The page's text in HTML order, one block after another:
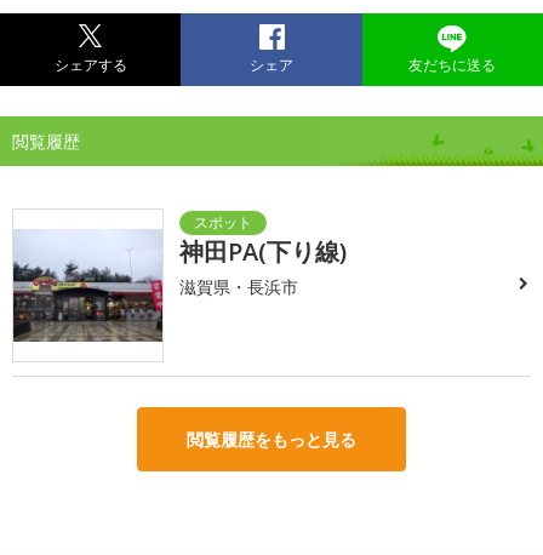
シェアする シェア 友だちに送る
閲覧履歴
神田PA(下り線)
滋賀県・長浜市
閲覧履歴をもっと見る